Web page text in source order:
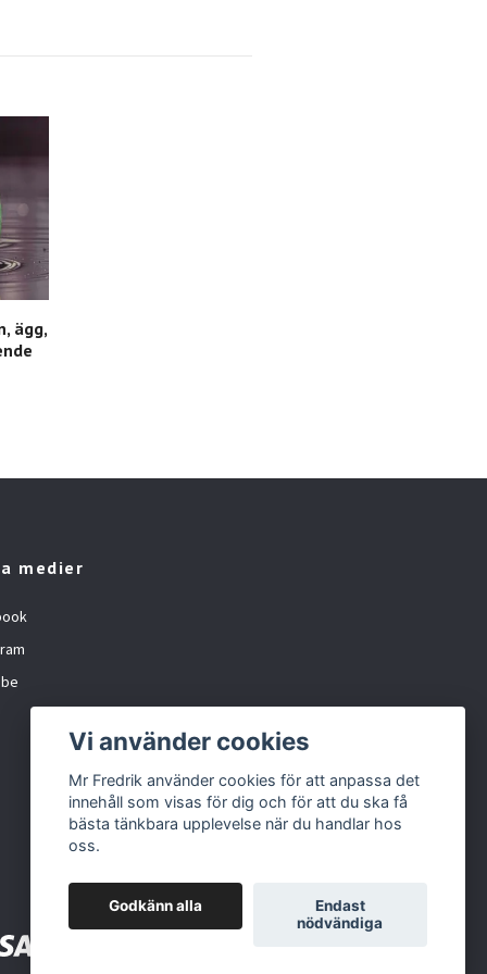
ägg,
medier
Vi använder cookies
Mr Fredrik använder cookies för att anpassa det
innehåll som visas för dig och för att du ska få
bästa tänkbara upplevelse när du handlar hos
oss.
Godkänn alla
Endast
nödvändiga